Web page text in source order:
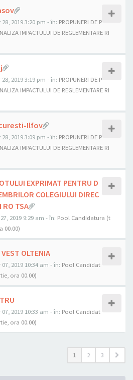
2019 3:20 pm - în: PROPUNERI DE P
IMPACTULUI DE REGLEMENTARE RI
2019 3:19 pm - în: PROPUNERI DE P
IMPACTULUI DE REGLEMENTARE RI
Ilfov
2019 3:09 pm - în: PROPUNERI DE P
IMPACTULUI DE REGLEMENTARE RI
EXPRIMAT PENTRU D
COLEGIULUI DIREC
RO TSA
2019 9:29 am - în: Pool Candidatura (t
00.00)
OLTENIA
2019 10:34 am - în: Pool Candidat
ora 00.00)
2019 10:33 am - în: Pool Candidat
ora 00.00)
1 2 3